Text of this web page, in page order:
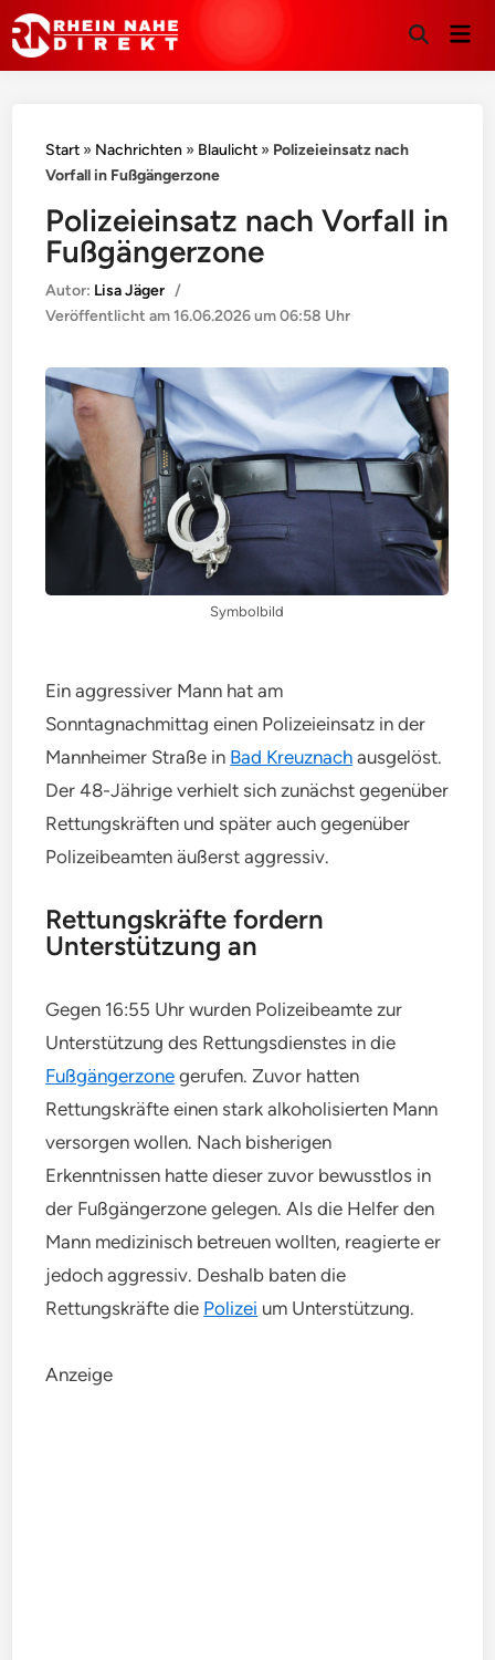
Suche
Start » Nachrichten » Blaulicht » Polizeieinsatz nach
Vorfall in Fußgängerzone
Polizeieinsatz nach Vorfall in
Fußgängerzone
Autor: Lisa Jäger /
Veröffentlicht am16.06.2026 um 06:58 Uhr
Symbolbild
Ein aggressiver Mann hat am
Sonntagnachmittag einen Polizeieinsatz in der
Mannheimer Straße in Bad Kreuznach ausgelöst.
Der 48-Jährige verhielt sich zunächst gegenüber
Rettungskräften und später auch gegenüber
Polizeibeamten äußerst aggressiv.
Rettungskräfte fordern
Unterstützung an
Gegen 16:55 Uhr wurden Polizeibeamte zur
Unterstützung des Rettungsdienstes in die
Fußgängerzone gerufen. Zuvor hatten
Rettungskräfte einen stark alkoholisierten Mann
versorgen wollen. Nach bisherigen
Erkenntnissen hatte dieser zuvor bewusstlos in
der Fußgängerzone gelegen. Als die Helfer den
Mann medizinisch betreuen wollten, reagierte er
jedoch aggressiv. Deshalb baten die
Rettungskräfte die Polizei um Unterstützung.
Anzeige